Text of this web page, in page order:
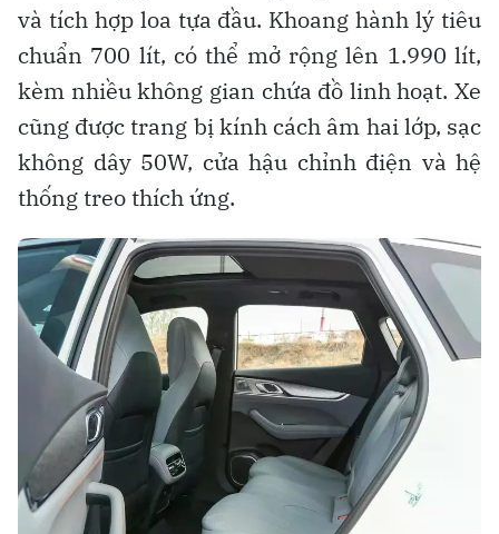
và tích hợp loa tựa đầu. Khoang hành lý tiêu
chuẩn 700 lít, có thể mở rộng lên 1.990 lít,
kèm nhiều không gian chứa đồ linh hoạt. Xe
cũng được trang bị kính cách âm hai lớp, sạc
không dây 50W, cửa hậu chỉnh điện và hệ
thống treo thích ứng.